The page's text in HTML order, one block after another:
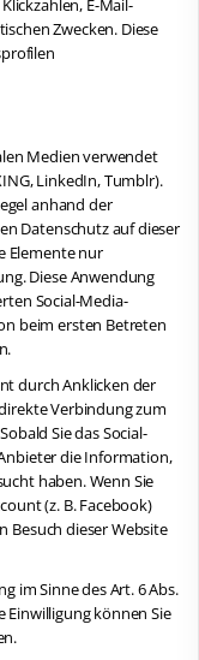
E-Mail-
Zwecken. Diese
Medien verwendet
LinkedIn, Tumblr).
anhand der
Datenschutz auf dieser
Elemente nur
Diese Anwendung
Social-Media-
beim ersten Betreten
durch Anklicken der
Verbindung zum
Sie das Social-
die Information,
haben. Wenn Sie
(z. B. Facebook)
Besuch dieser Website
im Sinne des Art. 6 Abs.
Einwilligung können Sie